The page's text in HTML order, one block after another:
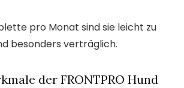
pro Monat sind sie leicht zu
besonders verträglich.
der FRONTPRO Hund